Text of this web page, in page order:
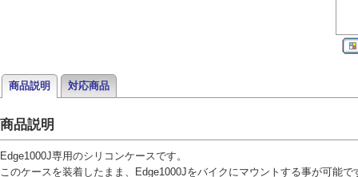
商品説明 対応商品
商品説明
Edge1000J専用のシリコンケースです。
このケースを装着したまま、Edge1000Jをバイクにマウントする事が可能で